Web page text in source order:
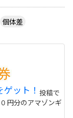
個体差
ット！ 投稿で
円分のアマゾンギ